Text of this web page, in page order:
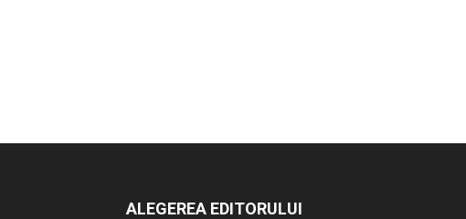
ALEGEREA EDITORULUI